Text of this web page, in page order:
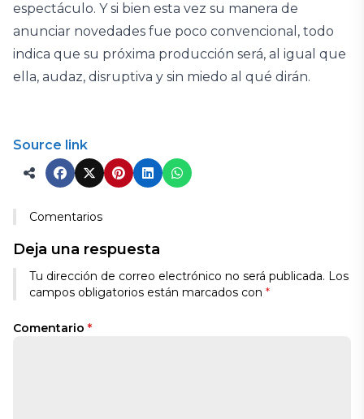
espectáculo. Y si bien esta vez su manera de
anunciar novedades fue poco convencional, todo
indica que su próxima producción será, al igual que
ella, audaz, disruptiva y sin miedo al qué dirán.
Source link
Comentarios
Deja una respuesta
Tu dirección de correo electrónico no será publicada. Los
campos obligatorios están marcados con *
Comentario *